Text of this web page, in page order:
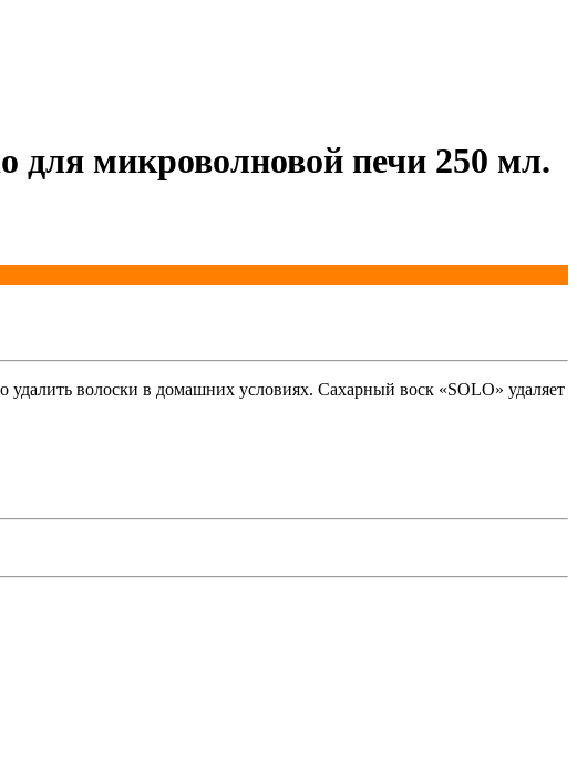
для микроволновой печи 250 мл.
волоски в домашних условиях. Сахарный воск «SOLO» удаляет